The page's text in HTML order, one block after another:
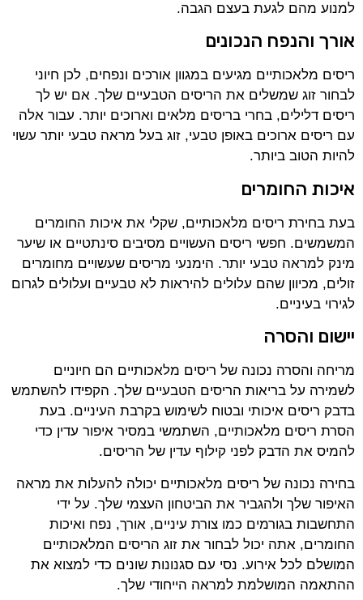
למנוע מהם לגעת בעצם הגבה.
אורך והנפח הנכונים
ריסים מלאכותיים מגיעים במגוון אורכים ונפחים, לכן חיוני
לבחור זוג שמשלים את הריסים הטבעיים שלך. אם יש לך
ריסים דלילים, בחרי בריסים מלאים וארוכים יותר. עבור אלה
עם ריסים ארוכים באופן טבעי, זוג בעל מראה טבעי יותר עשוי
להיות הטוב ביותר.
איכות החומרים
בעת בחירת ריסים מלאכותיים, שקלי את איכות החומרים
המשמשים. חפשי ריסים העשויים מסיבים סינתטיים או שיער
מינק למראה טבעי יותר. הימנעי מריסים שעשויים מחומרים
זולים, מכיוון שהם עלולים להיראות לא טבעיים ועלולים לגרום
לגירוי בעיניים.
יישום והסרה
מריחה והסרה נכונה של ריסים מלאכותיים הם חיוניים
לשמירה על בריאות הריסים הטבעיים שלך. הקפידו להשתמש
בדבק ריסים איכותי ובטוח לשימוש בקרבת העיניים. בעת
הסרת ריסים מלאכותיים, השתמשי במסיר איפור עדין כדי
להמיס את הדבק לפני קילוף עדין של הריסים.
בחירה נכונה של ריסים מלאכותיים יכולה להעלות את מראה
האיפור שלך ולהגביר את הביטחון העצמי שלך. על ידי
התחשבות בגורמים כמו צורת עיניים, אורך, נפח ואיכות
החומרים, אתה יכול לבחור את זוג הריסים המלאכותיים
המושלם לכל אירוע. נסי עם סגנונות שונים כדי למצוא את
ההתאמה המושלמת למראה הייחודי שלך.